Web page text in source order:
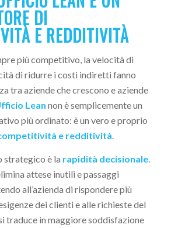
DI
E REDDITIVITÀ
più competitivo, la velocità di
di ridurre i costi indiretti fanno
tra aziende che crescono e aziende
Lean non è semplicemente un
più ordinato: è un vero e proprio
e redditività.
strategico è la rapidità decisionale.
attese inutili e passaggi
all’azienda di rispondere più
dei clienti e alle richieste del
traduce in maggiore soddisfazione